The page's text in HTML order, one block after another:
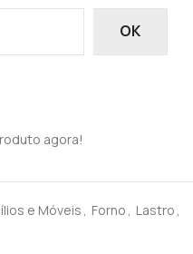
OK
agora!
e Móveis Forno Lastro